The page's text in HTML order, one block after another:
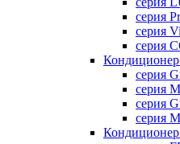
серия
серия
серия
серия
серия
серия
серия